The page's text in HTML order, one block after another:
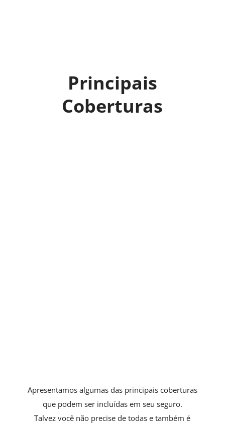
Principais
Coberturas
Apresentamos algumas das principais coberturas
que podem ser incluídas em seu seguro.
Talvez você não precise de todas e também é